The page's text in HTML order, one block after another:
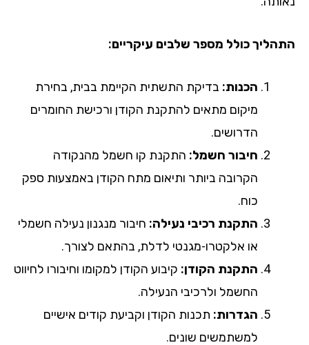
כולל מספר שלבים עיקריים:
הכנות:בדיקת התשתית הקיימת בבית, בחירת
מיקום מתאים להתקנת הקודן ורכישת החומרים
הדרושים.
חיבור חשמל:התקנת קו חשמל מהנקודה
הקרובה ביותר ותיאום מתח הקודן באמצעות ספק
התקנת רכיבי נעילה:חיבור מנגנון נעילה חשמלי
או אלקטרו-מגנטי לדלת, בהתאם לצורך.
התקנת הקודן:קיבוע הקודן למקומו וחיבורו לחיווט
החשמל ולרכיבי הנעילה.
הגדרות:תכנות הקודן וקביעת קודים אישיים
למשתמשים שונים.